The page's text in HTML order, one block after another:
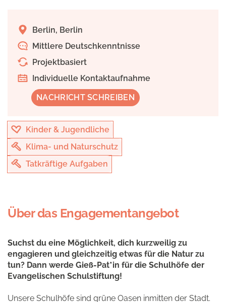
Berlin, Berlin
Mittlere Deutschkenntnisse
Projektbasiert
Individuelle Kontaktaufnahme
NACHRICHT SCHREIBEN
Kinder & Jugendliche
Klima- und Naturschutz
Tatkräftige Aufgaben
Über das Engagementangebot
Suchst du eine Möglichkeit, dich kurzweilig zu
engagieren und gleichzeitig etwas für die Natur zu
tun? Dann werde Gieß-Pat*in für die Schulhöfe der
Evangelischen Schulstiftung!
Unsere Schulhöfe sind grüne Oasen inmitten der Stadt.